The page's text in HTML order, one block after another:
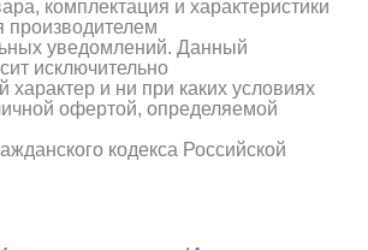
и блоки питания
приборы,расходники
комплектация и характеристики
производителем
уведомлений. Данный
исключительно
и ни при каких условиях
офертой, определяемой
кодекса Российской